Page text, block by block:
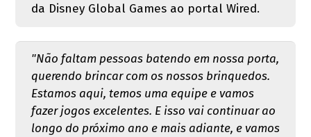
da Disney Global Games ao portal Wired.
"Não faltam pessoas batendo em nossa porta,
querendo brincar com os nossos brinquedos.
Estamos aqui, temos uma equipe e vamos
fazer jogos excelentes. E isso vai continuar ao
longo do próximo ano e mais adiante, e vamos